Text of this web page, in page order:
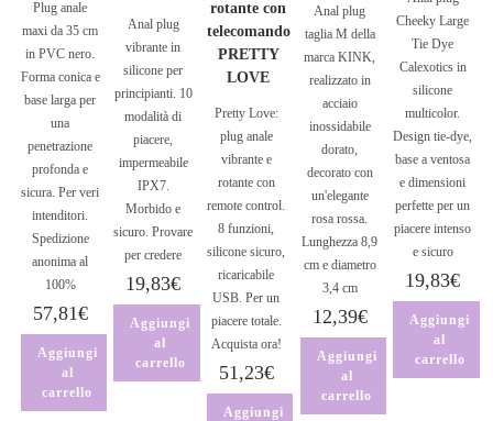
Plug anale
maxi da 35 cm
in PVC nero.
Forma conica e
base larga per
una
penetrazione
profonda e
sicura. Per veri
intenditori.
Spedizione
anonima al
100%
57,81€
Aggiungi
al
carrello
Anal plug
vibrante in
silicone per
principianti. 10
modalità di
piacere,
impermeabile
IPX7.
Morbido e
sicuro. Provare
per credere
19,83€
Aggiungi
al
carrello
rotante con
telecomando
PRETTY
LOVE
Pretty Love:
plug anale
vibrante e
rotante con
remote control.
8 funzioni,
silicone sicuro,
ricaricabile
USB. Per un
piacere totale.
Acquista ora!
51,23€
Aggiungi
Anal plug
taglia M della
marca KINK,
realizzato in
acciaio
inossidabile
dorato,
decorato con
un'elegante
rosa rossa.
Lunghezza 8,9
cm e diametro
3,4 cm
12,39€
Aggiungi
al
carrello
Cheeky Large
Tie Dye
Calexotics in
silicone
multicolor.
Design tie-dye,
base a ventosa
e dimensioni
perfette per un
piacere intenso
e sicuro
19,83€
Aggiungi
al
carrello